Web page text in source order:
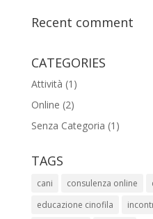
Recent comment
CATEGORIES
Attività (1)
Online (2)
Senza Categoria (1)
TAGS
cani consulenza online
educazione cinofila